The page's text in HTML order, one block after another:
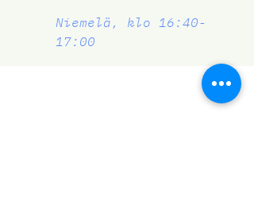
Niemelä, klo 16:40-
17:00